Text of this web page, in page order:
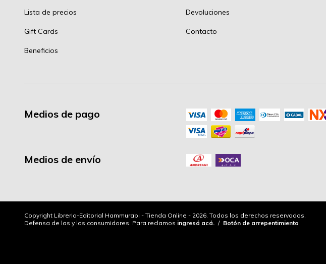
Lista de precios
Gift Cards
Beneficios
Devoluciones
Contacto
Medios de pago
Medios de envío
Copyright Libreria-Editorial Hammurabi - Tienda Online - 2026. Todos los derechos reservados.
Defensa de las y los consumidores. Para reclamos ingresá acá. / Botón de arrepentimiento